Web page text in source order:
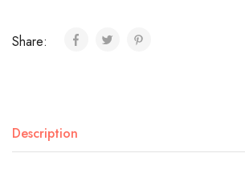
Share:
Description